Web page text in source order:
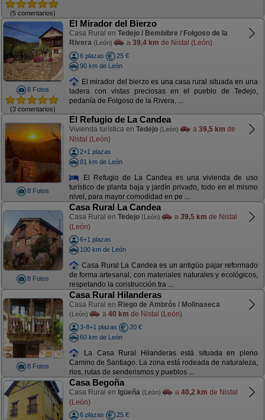
(5 comentarios)
8 Fotos
(3 comentarios)
El Mirador del Bierzo
Casa Rural en Tedejo / Bembibre / Folgoso de la
Rivera (León) a 39,4 km de Nistal (León)
6 plazas
25 €
90 km de León
El mirador del bierzo es una casa rural situada en una
ladera con vistas preciosas en el pueblo de Tedejo,
pedanía de Folgoso de la Rivera, ...
8 Fotos
El Refugio de La Candea
Vivienda turística en Tedejo (León) a 39,5 km de
Nistal (León)
2+1 plazas
81 km de León
El Refugio de La Candea es una vivienda de uso
turístico de planta baja y jardín privado, todo en el mismo
nivel, para mayor comodidad en pe ...
8 Fotos
Casa Rural La Candea
Casa Rural en Tedejo (León) a 39,5 km de Nistal
(León)
6+1 plazas
100 km de León
Casa Rural La Candea es un antigüo pajar reformado
de forma artesanal, con materiales naturales y ecológicos,
respetando la construcción tra ...
8 Fotos
Casa Rural Hilanderas
Casa Rural en Riego de Ambrós / Molinaseca
(León) a 40 km de Nistal (León)
3-8+1 plazas
20 €
60 km de León
La Casa Rural Hilanderas está situada en pleno
Camino de Santiago. La zona está rodeada de naturaleza,
rios, rutas de senderismos y pueblos ...
Casa Begoña
Casa Rural en Igüeña (León) a 40,2 km de Nistal
(León)
6 plazas
25 €